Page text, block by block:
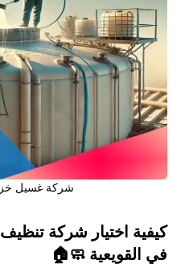
شركة غسيل
كيفية اختيار شركة
في القويعية 🧼🏠